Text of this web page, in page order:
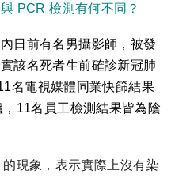
PCR 檢測有何不同？
日前有名男攝影師，被發
該名死者生前確診新冠肺
名電視媒體同業快篩結果
11名員工檢測結果皆為陰
現象，表示實際上沒有染